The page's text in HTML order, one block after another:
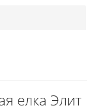
елка Элит